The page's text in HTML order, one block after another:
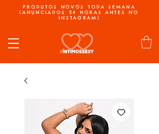
PRODUTOS NOVOS TODA SEMANA
(ANUNCIADOS 24 HORAS ANTES NO
INSTAGRAM)